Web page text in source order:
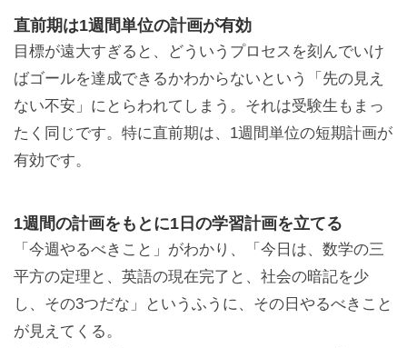
直前期は1週間単位の計画が有効
目標が遠大すぎると、どういうプロセスを刻んでいけ
ばゴールを達成できるかわからないという「先の見え
ない不安」にとらわれてしまう。それは受験生もまっ
たく同じです。特に直前期は、1週間単位の短期計画が
有効です。
1週間の計画をもとに1日の学習計画を立てる
「今週やるべきこと」がわかり、「今日は、数学の三
平方の定理と、英語の現在完了と、社会の暗記を少
し、その3つだな」というふうに、その日やるべきこと
が見えてくる。